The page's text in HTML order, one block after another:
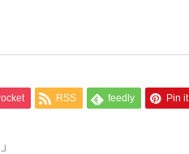
RSS feedly Pin it